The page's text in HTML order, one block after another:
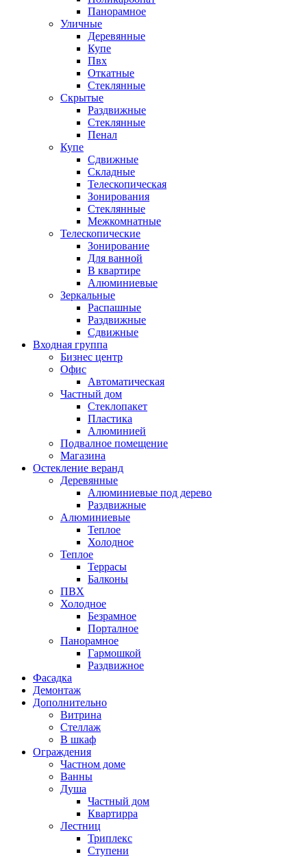
Панорамное
Уличные
Деревянные
Купе
Пвх
Откатные
Стеклянные
Скрытые
Раздвижные
Стеклянные
Пенал
Купе
Сдвижные
Складные
Телескопическая
Зонирования
Стеклянные
Межкомнатные
Телескопические
Зонирование
Для ванной
В квартире
Алюминиевые
Зеркальные
Распашные
Раздвижные
Сдвижные
Входная группа
Бизнес центр
Офис
Автоматическая
Частный дом
Стеклопакет
Пластика
Алюминией
Подвалное помещение
Магазина
Остекление веранд
Деревянные
Алюминиевые под дерево
Раздвижные
Алюминиевые
Теплое
Холодное
Теплое
Террасы
Балконы
ПВХ
Холодное
Безрамное
Порталное
Панорамное
Гармошкой
Раздвижное
Фасадка
Демонтаж
Дополнительно
Витрина
Стеллаж
В шкаф
Ограждения
Частном доме
Ванны
Душа
Частный дом
Квартирра
Лестниц
Триплекс
Ступени